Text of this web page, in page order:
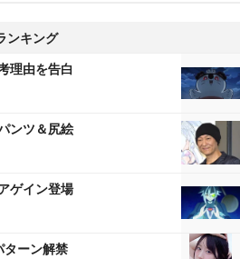
ンキング
理由を告白
ンツ＆尻絵
ゲイン登場
ターン解禁